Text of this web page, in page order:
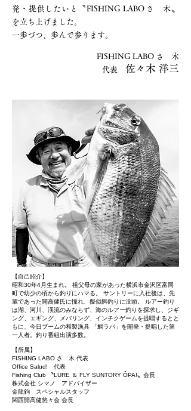
発・提供したいと〝FISHING LABO さゝ木〟
を立ち上げました。
一歩づつ、歩んで参ります。
FISHING LABO さゝ木
代表 佐々木 洋三
【自己紹介】
昭和30年4月生まれ。 祖父母の家があった横浜市金沢区富岡
町で幼少の頃から釣りにハマる。 サントリーに入社後は、先
輩であった開高健氏に憧れ、擬似餌釣りに没頭。 ルアー釣り
は湖、河川、渓流のみならず、海のルアー釣りを探求し、ジギ
ング、エギング、メバリング、インチクゲームを提唱するとと
もに、今日ブームの和製漁具 「鯛ラバ」を開発・提唱した第
一人者。釣り番組出演多数。
【所属】
FISHING LABO さゝ木 代表
Office Salud! 代表
Fishing Club 〝LURE ＆ FLY SUNTORY ÔPA!〟会長
株式会社 シマノ アドバイザー
金龍鉤 スペシャルスタッフ
関西開高健悠々会 会長